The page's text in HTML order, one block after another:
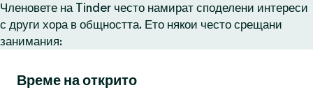
Членовете на Tinder често намират споделени интереси
с други хора в общността. Ето някои често срещани
занимания:
Време на открито